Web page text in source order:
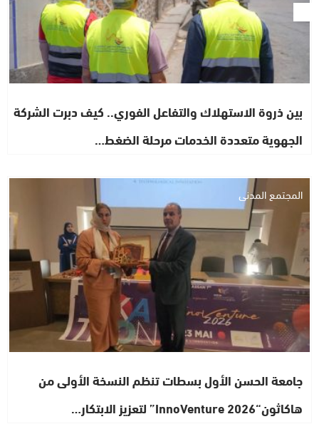
بين ذروة الاستهلاك والتفاعل الفوري.. كيف دبرت الشركة
الجهوية متعددة الخدمات مرحلة الضغط…
المجتمع المدني
جامعة الحسن الأول بسطات تنظم النسخة الأولى من
هاكاثون“InnoVenture 2026” لتعزيز الابتكار…